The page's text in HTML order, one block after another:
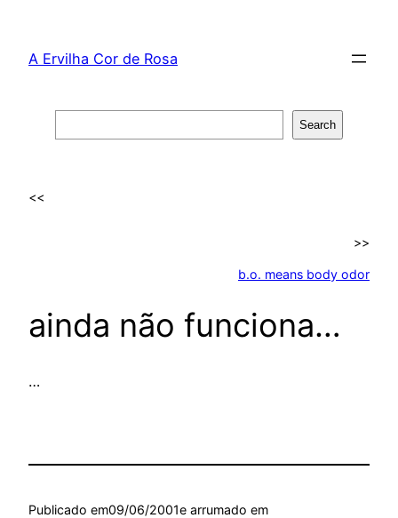
content
A Ervilha Cor de Rosa
Search
<<
>>
b.o. means body odor
ainda não funciona…
…
Publicado em09/06/2001e arrumado em